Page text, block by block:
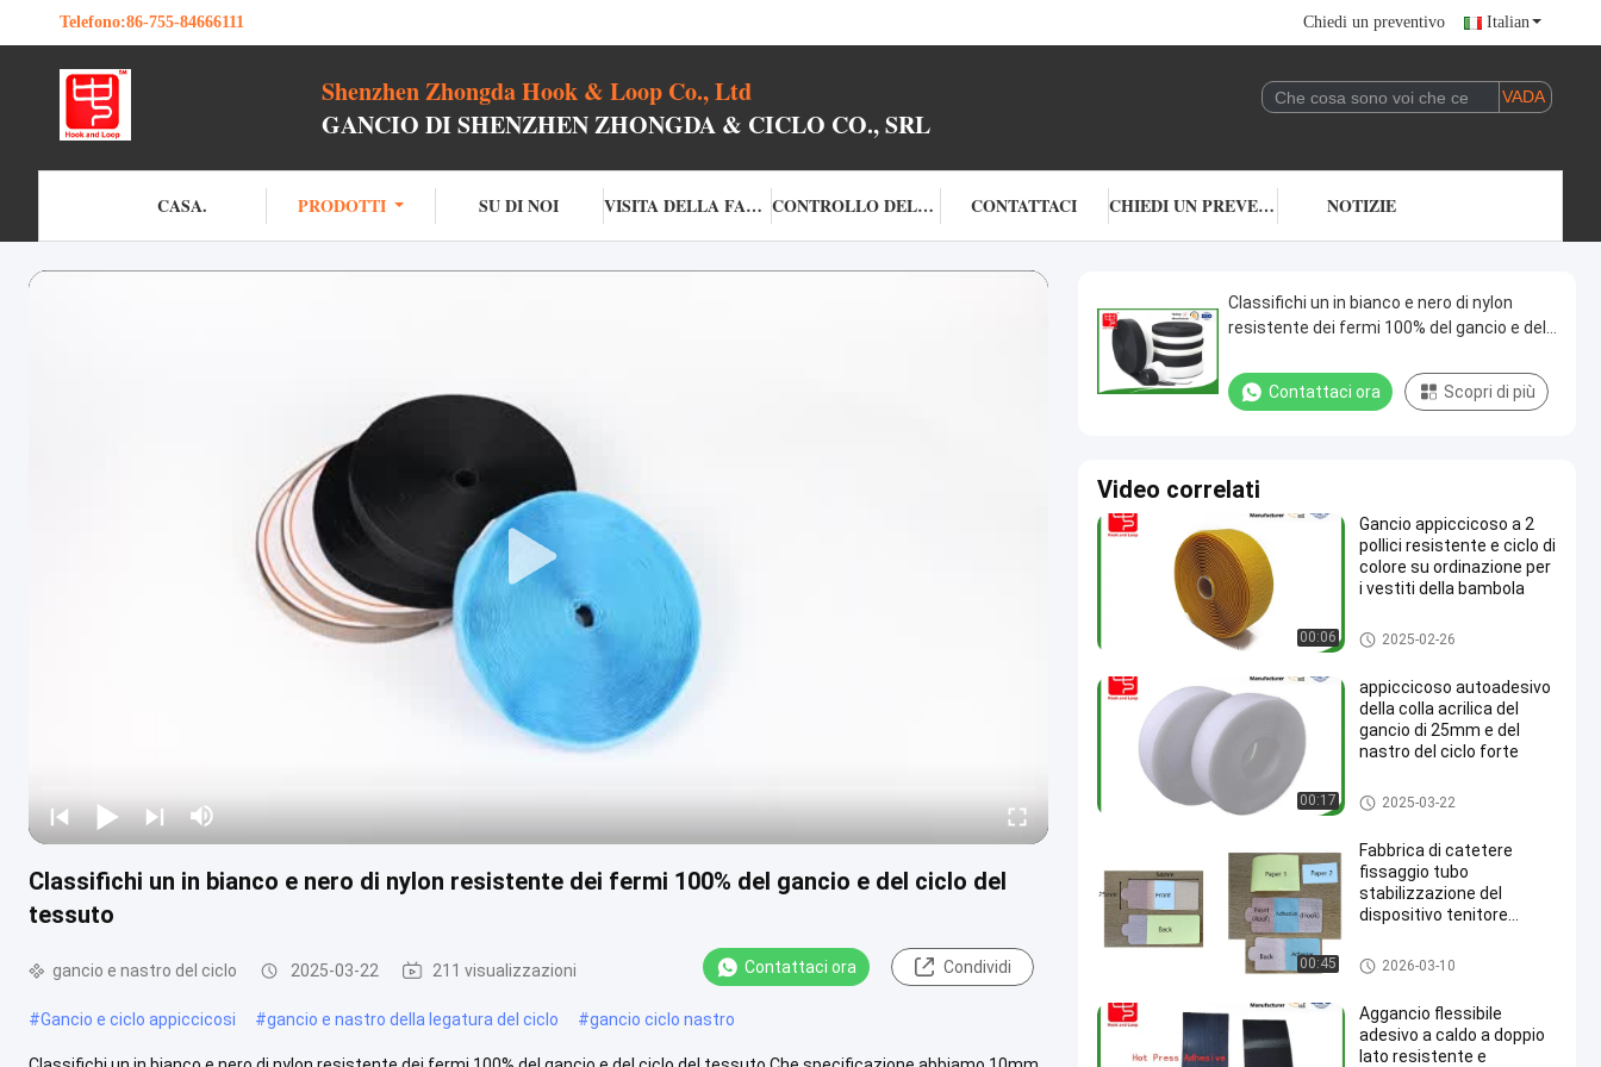
Telefono:86-755-84666111 Chiedi un preventivo Italian
Shenzhen Zhongda Hook & Loop Co., Ltd
GANCIO DI SHENZHEN ZHONGDA & CICLO CO., SRL
CASA. PRODOTTI SU DI NOI VISITA DELLA FABBRICA CONTROLLO DELLA QUALITÀ CONTATTACI CHIEDI UN PREVENTIVO NOTIZIE
Classifichi un in bianco e nero di nylon resistente dei fermi 100% del gancio e del ciclo del
tessuto
gancio e nastro del ciclo 2025-03-22 211 visualizzazioni Contattaci ora Condividi
#Gancio e ciclo appiccicosi #gancio e nastro della legatura del ciclo #gancio ciclo nastro
Classifichi un in bianco e nero di nylon
resistente dei fermi 100% del gancio e del
Contattaci ora Scopri di più
Video correlati
00:06
Gancio appiccicoso a 2
pollici resistente e ciclo di
colore su ordinazione per
i vestiti della bambola
gancio e nastro del ciclo
2025-02-26
00:17
appiccicoso autoadesivo
della colla acrilica del
gancio di 25mm e del
nastro del ciclo forte
gancio e nastro del ciclo
2025-03-22
00:45
Fabbrica di catetere
fissaggio tubo
stabilizzazione del
dispositivo tenitore
adesivo
Gancio e nastro adesivi del cic
lo
2026-03-10
Aggancio flessibile
adesivo a caldo a doppio
lato resistente e